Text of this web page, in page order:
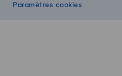
Paramètres cookies